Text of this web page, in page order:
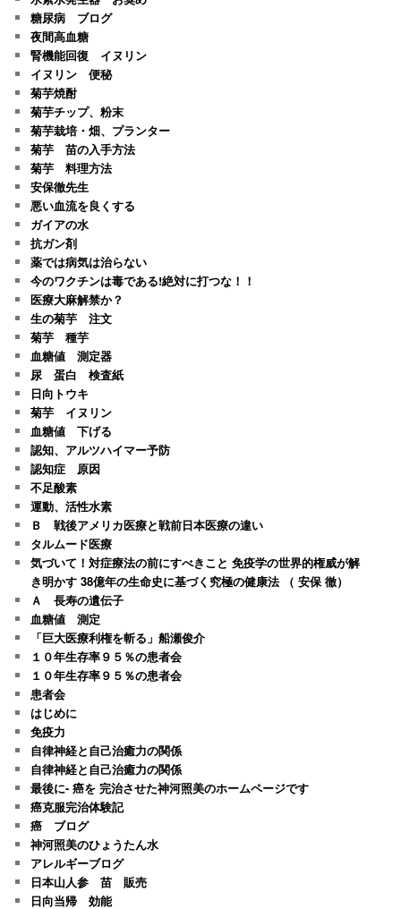
糖尿病 ブログ
夜間高血糖
腎機能回復 イヌリン
イヌリン 便秘
菊芋焼酎
菊芋チップ、粉末
菊芋栽培・畑、プランター
菊芋 苗の入手方法
菊芋 料理方法
安保徹先生
悪い血流を良くする
ガイアの水
抗ガン剤
薬では病気は治らない
今のワクチンは毒である!絶対に打つな！！
医療大麻解禁か？
生の菊芋 注文
菊芋 種芋
血糖値 測定器
尿 蛋白 検査紙
日向トウキ
菊芋 イヌリン
血糖値 下げる
認知、アルツハイマー予防
認知症 原因
不足酸素
運動、活性水素
Ｂ 戦後アメリカ医療と戦前日本医療の違い
タルムード医療
気づいて！対症療法の前にすべきこと 免疫学の世界的権威が解
き明かす 38億年の生命史に基づく究極の健康法 （ 安保 徹）
Ａ 長寿の遺伝子
血糖値 測定
「巨大医療利権を斬る」船瀬俊介
１０年生存率９５％の患者会
１０年生存率９５％の患者会
患者会
はじめに
免疫力
自律神経と自己治癒力の関係
自律神経と自己治癒力の関係
最後に- 癌を 完治させた神河照美のホームページです
癌克服完治体験記
癌 ブログ
神河照美のひょうたん水
アレルギーブログ
日本山人参 苗 販売
日向当帰 効能